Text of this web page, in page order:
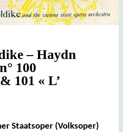
– Haydn
100
101 « L’
Staatsoper (Volksoper)